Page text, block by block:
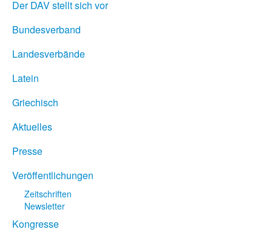
Der DAV stellt sich vor
Bundesverband
Landesverbände
Latein
Griechisch
Aktuelles
Presse
Veröffentlichungen
Zeitschriften
Newsletter
Kongresse